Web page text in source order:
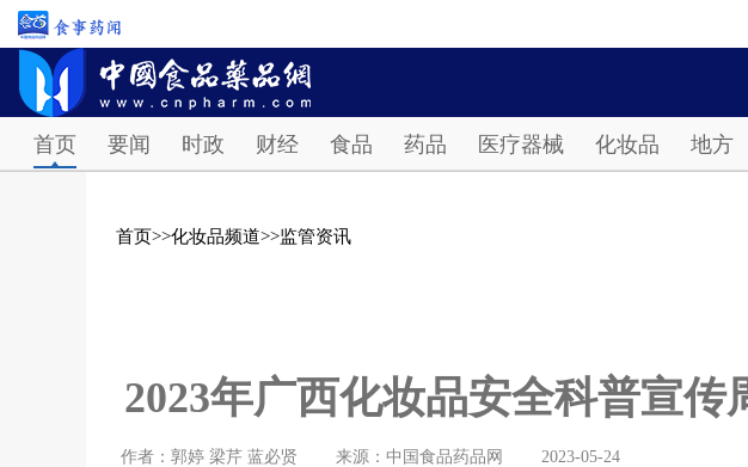
首页 要闻 时政 财经 食品 药品 医疗器械 化妆品 地方
首页>>化妆品频道>>监管资讯
2023年广西化妆品安全科普宣传
作者：郭婷 梁芹 蓝必贤 来源：中国食品药品网 2023-05-24